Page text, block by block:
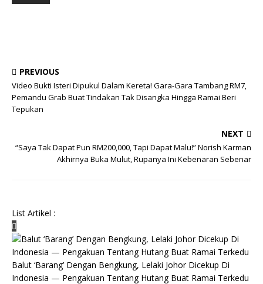
PREVIOUS
Video Bukti Isteri Dipukul Dalam Kereta! Gara-Gara Tambang RM7,
Pemandu Grab Buat Tindakan Tak Disangka Hingga Ramai Beri
Tepukan
NEXT
“Saya Tak Dapat Pun RM200,000, Tapi Dapat Malu!” Norish Karman
Akhirnya Buka Mulut, Rupanya Ini Kebenaran Sebenar
List Artikel :
Balut ‘Barang’ Dengan Bengkung, Lelaki Johor Dicekup Di
Indonesia — Pengakuan Tentang Hutang Buat Ramai Terkedu